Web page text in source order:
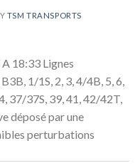
TSM TRANSPORTS
18:33 Lignes
1/1S, 2, 3, 4/4B, 5, 6,
37/37S, 39, 41, 42/42T,
déposé par une
perturbations